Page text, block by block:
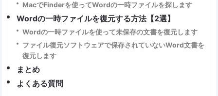
MacでFinderを使ってWordの一時ファイルを探します
Wordの一時ファイルを復元する方法【2選】
Wordの一時ファイルを使って未保存の文書を復元します
ファイル復元ソフトウェアで保存されていないWord文書を
復元します
まとめ
よくある質問